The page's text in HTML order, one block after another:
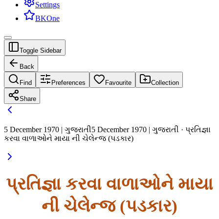
Settings
BKOne
Toggle Sidebar
Back
Find Preferences Favourite Collection
Share
5 December 1970 | ગુજરાતી5 December 1970 | ગુજરાતી · પ્રતિજ્ઞા
કરવા વાળાઓને માયા ની ચેલેન્જ (પડકાર)
પ્રતિજ્ઞા કરવા વાળાઓને માયા
ની ચેલેન્જ (પડકાર)